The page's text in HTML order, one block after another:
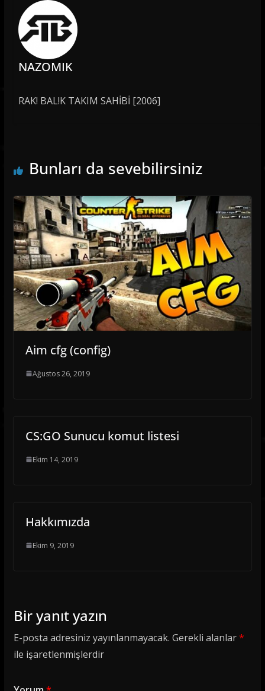
NAZOMIK
RAK! BAL!K TAKIM SAHİBİ [2006]
Bunları da sevebilirsiniz
Aim cfg (config)
Ağustos 26, 2019
CS:GO Sunucu komut listesi
Ekim 14, 2019
Hakkımızda
Ekim 9, 2019
Bir yanıt yazın
E-posta adresiniz yayınlanmayacak. Gerekli alanlar*
ile işaretlenmişlerdir